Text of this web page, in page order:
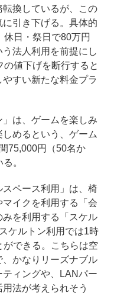
換しているが、この
引き下げる。具体的
日・祭日で80万円
う法人利用を前提にし
値下げを断行すると
すい新たな料金プラ
は、ゲームを楽しみ
めるという、ゲーム
75,000円（50名か
。
ペース利用」は、椅
イクを利用する「会
を利用する「スケル
ケルトン利用では1時
できる。こちらは空
かなりリーズナブル
ィングや、LANパー
法が考えられそう